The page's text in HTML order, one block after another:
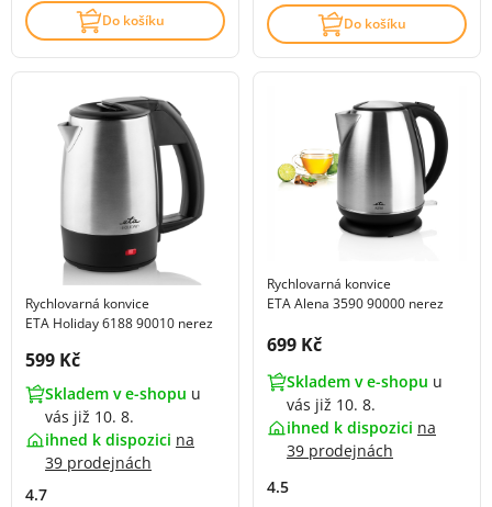
Do košíku Do košíku
Rychlovarná konvice
ETA Holiday 6188 90010 nerez
Cena s DPH:
599 Kč
Skladem v e-shopu u
vás již 10. 8.
ihned k dispozici na
39 prodejnách
4.7
Rychlovarná konvice
ETA Alena 3590 90000 nerez
Cena s DPH:
699 Kč
Skladem v e-shopu u
vás již 10. 8.
ihned k dispozici na
39 prodejnách
4.5